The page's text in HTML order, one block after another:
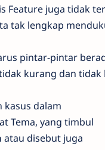
juga tidak
tak lengkap
pintar-pintar
kurang dan tidak
dalam
Tema, yang timbul
atau disebut juga